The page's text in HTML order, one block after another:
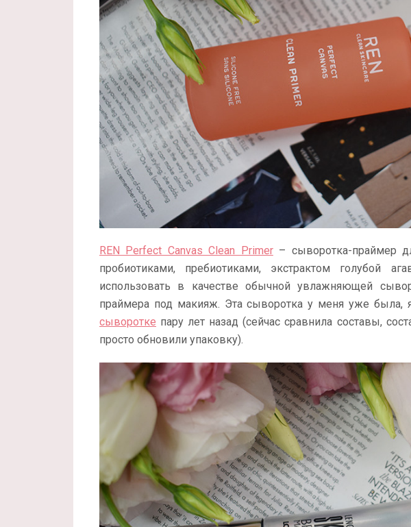
REN Perfect Canvas Clean Primer– сыворотка-праймер
пробиотиками, пребиотиками, экстрактом голубой
использовать в качестве обычной увлажняющей
праймера под макияж. Эта сыворотка у меня уже
сыворотке пару лет назад (сейчас сравнила составы,
просто обновили упаковку).